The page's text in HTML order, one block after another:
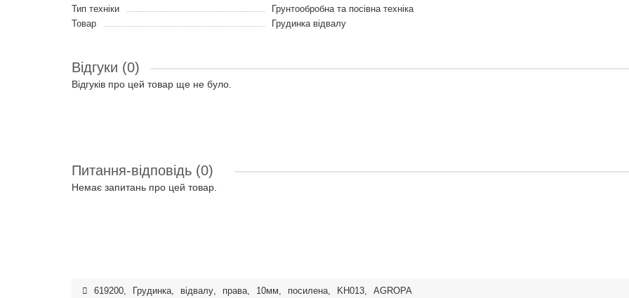
Тип техніки
Грунтообробна та посівна техніка
Товар
Грудинка відвалу
Відгуки (0)
Відгуків про цей товар ще не було.
Питання-відповідь (0)
Немає запитань про цей товар.
619200, Грудинка, відвалу, права, 10мм, посилена, KH013, AGROPA